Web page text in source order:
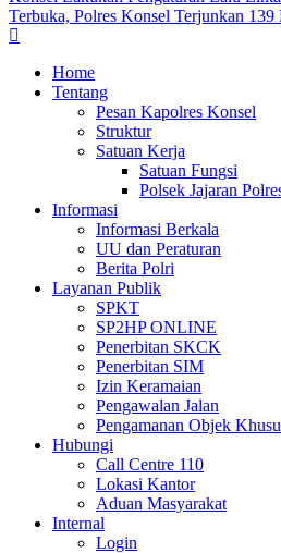
Terbuka, Polres Konsel Terjunkan 139
Home
Tentang
Pesan Kapolres Konsel
Struktur
Satuan Kerja
Satuan Fungsi
Polsek Jajaran
Informasi
Informasi Berkala
UU dan Peraturan
Berita Polri
Layanan Publik
SPKT
SP2HP ONLINE
Penerbitan SKCK
Penerbitan SIM
Izin Keramaian
Pengawalan Jalan
Pengamanan Objek
Hubungi
Call Centre 110
Lokasi Kantor
Aduan Masyarakat
Internal
Login